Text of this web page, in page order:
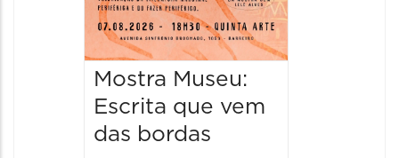
Mostra Museu:
Escrita que vem
das bordas